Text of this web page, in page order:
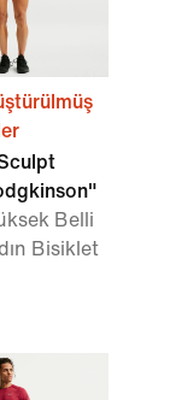
Belli
Bisiklet